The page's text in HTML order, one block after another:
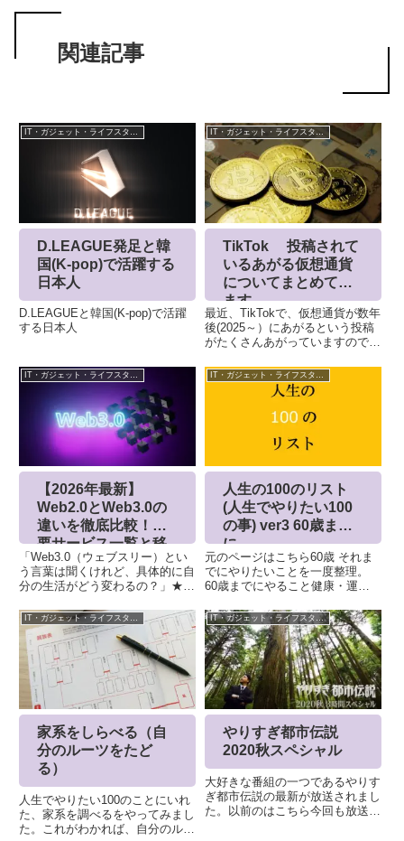
関連記事
D.LEAGUE発足と韓
国(K-pop)で活躍する
日本人
D.LEAGUEと韓国(K-pop)で活躍
する日本人
TikTok 投稿されて
いるあがる仮想通貨
についてまとめてい
ます
最近、TikTokで、仮想通貨が数年
後(2025～）にあがるという投稿
がたくさんあがっていますので、
続MATIC,ATOM,ETH,BTCICPが
すごいあがる予想日本語で説明し
てくれているAVAX,SOL,FT...
【2026年最新】
Web2.0とWeb3.0の
違いを徹底比較！主
要サービス一覧と移
行のメリット
「Web3.0（ウェブスリー）とい
う言葉は聞くけれど、具体的に自
分の生活がどう変わるの？」★本
新しています。そんな疑問をお持
ちの方のために、現在主流の
Web2.0サービスと、次世代の
Web3.0サービスをカテゴ...
人生の100のリスト
(人生でやりたい100
の事) ver3 60歳まで
に
元のページはこちら60歳 それま
でにやりたいことを一度整理。
60歳までにやること健康・運動
とにかくやせる。まず20kg3.着た
かった服をきる4.薬をのまなくて
良いからだにする5.マラソン大会
にでる6.ジョギ...
IT・ガジェット・ライフスタイル
家系をしらべる（自
分のルーツをたど
る）
人生でやりたい100のことにいれ
た、家系を調べるをやってみまし
た。これがわかれば、自分のルー
IT・ガジェット・ライフスタイル
やりすぎ都市伝説
2020秋スペシャル
大好きな番組の一つであるやりす
ぎ都市伝説の最新が放送されまし
た。以前のはこちら今回も放送さ